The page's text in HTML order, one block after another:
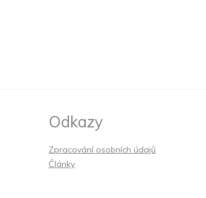
Odkazy
Zpracování osobních údajů
Články